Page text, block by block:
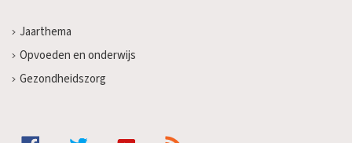
Jaarthema
Opvoeden en onderwijs
Gezondheidszorg